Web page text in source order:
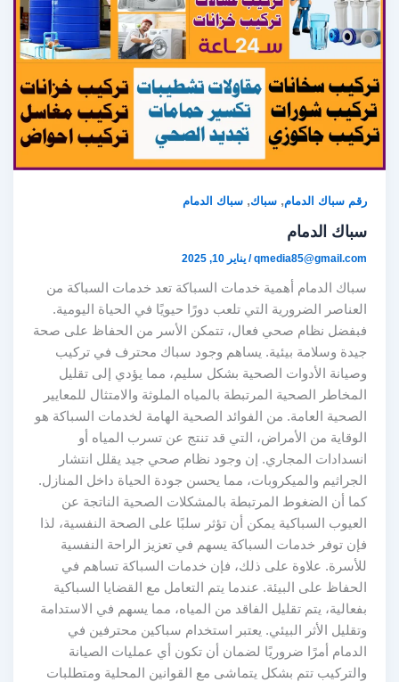
رقم سباك الدمام,سباك,سباك الدمام
سباك الدمام
qmedia85@gmail.com
/يناير 10, 2025
سباك الدمام أهمية خدمات السباكة تعد خدمات السباكة من
العناصر الضرورية التي تلعب دورًا حيويًا في الحياة اليومية.
فبفضل نظام صحي فعال، تتمكن الأسر من الحفاظ على صحة
جيدة وسلامة بيئية. يساهم وجود سباك محترف في تركيب
وصيانة الأدوات الصحية بشكل سليم، مما يؤدي إلى تقليل
المخاطر الصحية المرتبطة بالمياه الملوثة والامتثال للمعايير
الصحية العامة. من الفوائد الصحية الهامة لخدمات السباكة هو
الوقاية من الأمراض، التي قد تنتج عن تسرب المياه أو
انسدادات المجاري. إن وجود نظام صحي جيد يقلل انتشار
الجراثيم والميكروبات، مما يحسن جودة الحياة داخل المنازل.
كما أن الضغوط المرتبطة بالمشكلات الصحية الناتجة عن
العيوب السباكية يمكن أن تؤثر سلبًا على الصحة النفسية، لذا
فإن توفر خدمات السباكة يسهم في تعزيز الراحة النفسية
للأسرة. علاوة على ذلك، فإن خدمات السباكة تساهم في
الحفاظ على البيئة. عندما يتم التعامل مع القضايا السباكية
بفعالية، يتم تقليل الفاقد من المياه، مما يسهم في الاستدامة
وتقليل الأثر البيئي. يعتبر استخدام سباكين محترفين في
الدمام أمرًا ضروريًا لضمان أن تكون أي عمليات الصيانة
والتركيب تتم بشكل يتماشى مع القوانين المحلية ومتطلبات